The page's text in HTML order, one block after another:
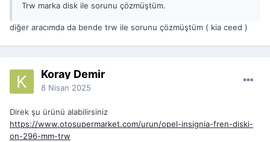
Trw marka disk ile sorunu çözmüştüm.
diğer aracımda da bende trw ile sorunu çözmüştüm ( kia ceed )
Koray Demir
8 Nisan 2025
Direk şu ürünü alabilirsiniz
https://www.otosupermarket.com/urun/opel-insignia-fren-diski-
on-296-mm-trw